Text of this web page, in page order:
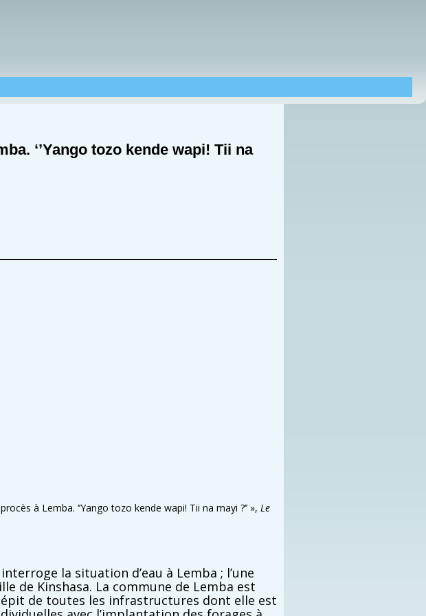
‘’Yango tozo kende wapi! Tii na
à Lemba. ‘’Yango tozo kende wapi! Tii na mayi ?‘’ », Le
la situation d’eau à Lemba ; l’une
de Kinshasa. La commune de Lemba est
de toutes les infrastructures dont elle est